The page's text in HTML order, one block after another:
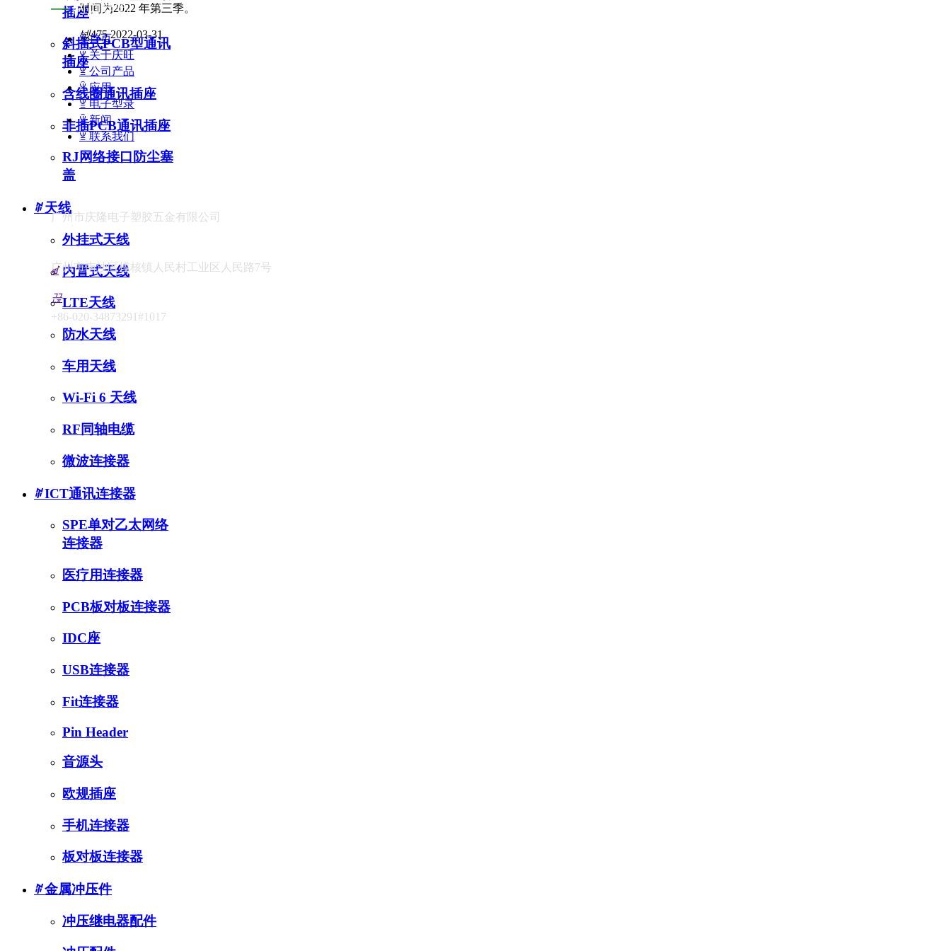
插座
斜插式PCB型通讯
插座
含线圈通讯插座
非插PCB通讯插座
RJ网络接口防尘塞
盖
ꄶ 天线
外挂式天线
内置式天线
LTE天线
防水天线
车用天线
Wi-Fi 6 天线
RF同轴电缆
微波连接器
ꄶ ICT通讯连接器
SPE单对乙太网络
连接器
医疗用连接器
PCB板对板连接器
IDC座
USB连接器
Fit连接器
Pin Header
音源头
欧规插座
手机连接器
板对板连接器
ꄶ 金属冲压件
冲压继电器配件
时间为2022 年第三季。
넶475 2022-03-31
—网页导览
ꁇ 首页
ꁇ 关于庆旺
ꁇ 公司产品
ꁇ 应用
ꁇ 电子型录
ꁇ 新闻
ꁇ 联系我们
广州市庆隆电子塑胶五金有限公司
广州市南沙区榄核镇人民村工业区人民路7号
+86-020-34873291#1017
ꀷ
끉